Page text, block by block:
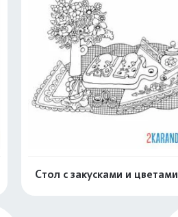
Стол с закусками и цветами